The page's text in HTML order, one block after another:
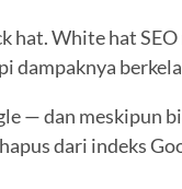
hat. White hat
dampaknya
— dan meskipun
dari indeks